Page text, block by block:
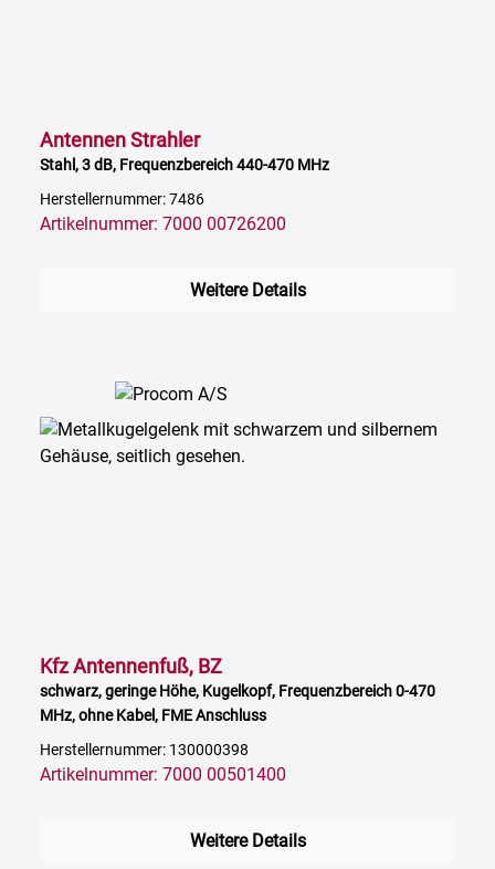
Antennen Strahler
Stahl, 3 dB, Frequenzbereich 440-470 MHz
Herstellernummer: 7486
Artikelnummer: 7000 00726200
Weitere Details
Kfz Antennenfuß, BZ
schwarz, geringe Höhe, Kugelkopf, Frequenzbereich 0-470
MHz, ohne Kabel, FME Anschluss
Herstellernummer: 130000398
Artikelnummer: 7000 00501400
Weitere Details